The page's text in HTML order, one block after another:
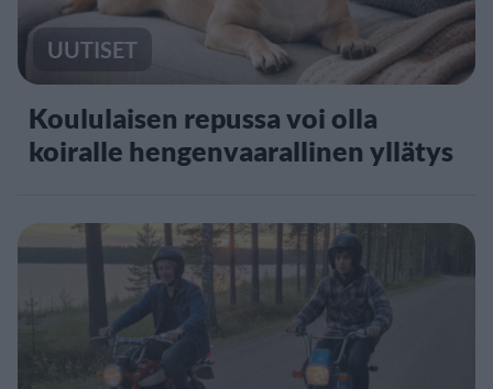
UUTISET
Koululaisen repussa voi olla
koiralle hengenvaarallinen yllätys